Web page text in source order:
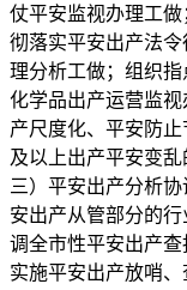
仗平安监视办理工
彻落实平安出产法
理分析工做；组织
化学品出产运营监
产尺度化、平安防
及以上出产平安变
三）平安出产分析
安出产从管部分的
调全市性平安出产
实施平安出产放哨